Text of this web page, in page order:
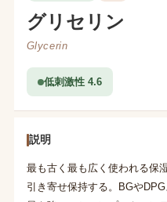
グリセリン
Glycerin
低刺激性 4.6
説明
最も古く最も広く使われる保
引き寄せ保持する。BGや